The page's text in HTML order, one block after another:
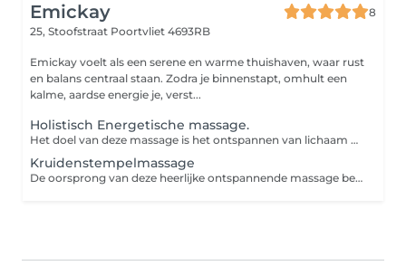
Emickay
8
25, Stoofstraat Poortvliet 4693RB
Emickay voelt als een serene en warme thuishaven, waar rust
en balans centraal staan. Zodra je binnenstapt, omhult een
kalme, aardse energie je, verst...
Holistisch Energetische massage.
Het doel van deze massage is het ontspannen van lichaam en geest. We nodigen hierbij het lichaam uit om het zelfhelende vermogen te activeren, en negatieve energieën af te voeren. Wat wil jouw lichaam je vertellen? De Holistisch energetische massage (HEM) is een full-body massage. Omdat we het lichaam als geheel beschouwen, gaan we er vanuit dat alles met elkaar verbonden is. Zowel fysiek als geestelijk. Alles wat zich in jouw lichaam afspeelt werkt met elkaar samen. Dit betekent dat het gehele lichaam (behalve de geslachtsdelen) gemasseerd zal worden, zodat alle facetten aan bod komen. Deze massagetechniek werkt in op het gehele lichaam, geest, en het energetisch lichaam. Doordat deze systemen met elkaar samenwerken kunnen we eventuele spanningen loslaten. Door volledige aandacht te geven aan het gehele lichaam en deze in diepe ontspanning te brengen, ontspannen de spieren en wordt je bewust van je energieblokkades. Het verwijdert dan ook de spanningsknopen in de schouders en nek. Deze heerlijke zachte massage brengt het centrale zenuwstelsel tot rust, stimuleert de lymfestroom waardoor afvalstoffen zich niet meer zo snel ophopen in onze lymfeknopen en stimuleert de bloedcirculatie.
Kruidenstempelmassage
De oorsprong van deze heerlijke ontspannende massage bevind zich in Azie. De Oosterse gezondheidsleer Ayurveda gebruikt al eeuwenlang kruidenstempels. Ondertussen is deze techniek ook in het Westen geïntegreerd. Deze Full- Body massage is een heerlijke verwennerij. Wanneer je moeite hebt met ontspannen zullen de heerlijke warmte, en de aroma's van de kruiden jou hier zeker bij helpen. Tijdens deze massage maak ik gebruik van verwarmde katoenen buideltjes die gevuld zijn met een samenstelling van diverse kruiden, welke ontspannende, reinigende en activerende eigenschappen hebben. De buideltjes worden opgewarmd in een oliecombinatie van zonnebloemolie en rijstolie. De etherische oliën die aan kruiden onttrokken worden, helpen en ondersteunen ons genezingsproces gezien ze een directe invloed hebben op onze energetische processen. De kruiden die voor deze stempels zijn gebruikt komen grotendeels uit eigen tuin, en worden indien nodig ondersteund met de etherische oliën van Doterra om de intentie te versterken die nodig is om homeostase te creëren. De kruiden zijn allemaal vers geplukt alvorens er stempels van worden gemaakt. Doordat de kruiden vers zijn bevatten ze veel levensenergie. Welke stempels en oliën gebruikt worden hangt af van de intentie van de behandeling. Dit bespreken we tijdens het intakegesprek. Geniet van de heerlijke combinatie van de geur van kruiden en de warme olie op je huid. Je huid zal zijdezacht aanvoelen, en je zult een intens gevoel van wellness ervaren.